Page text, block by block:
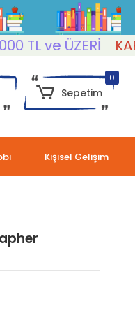
ve ÜZERİ
0
Sepetim
Kişisel Gelişim